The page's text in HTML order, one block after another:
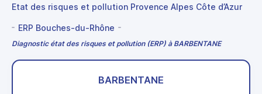
Etat des risques et pollution Provence Alpes Côte d’Azur
ERP Bouches-du-Rhône
Diagnostic état des risques et pollution (ERP) à BARBENTANE
BARBENTANE